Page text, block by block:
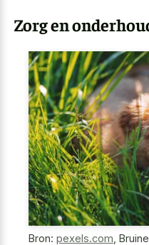
Zorg en
Bron: pexels.com